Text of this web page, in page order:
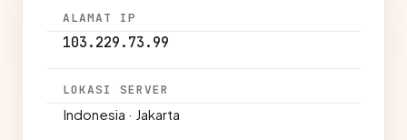
ALAMAT IP
103.229.73.99
LOKASI SERVER
Indonesia · Jakarta